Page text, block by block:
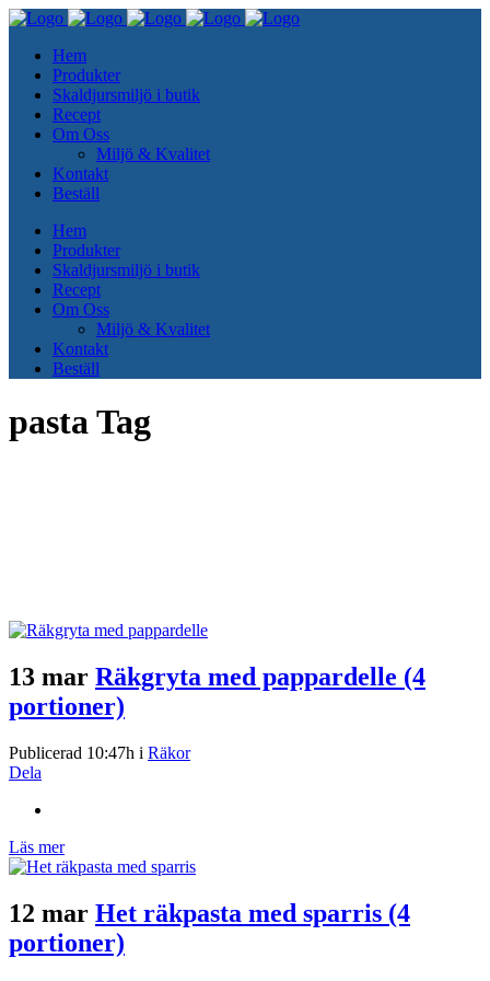
Hem
Produkter
Skaldjursmiljö i butik
Recept
Om Oss
Miljö & Kvalitet
Kontakt
Beställ
Hem
Produkter
Skaldjursmiljö i butik
Recept
Om Oss
Miljö & Kvalitet
Kontakt
Beställ
pasta Tag
13 mar Räkgryta med pappardelle (4
portioner)
Publicerad 10:47h i Räkor
Dela
Läs mer
12 mar Het räkpasta med sparris (4
portioner)